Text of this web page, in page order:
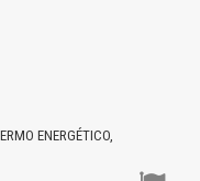
ENERGÉTICO,